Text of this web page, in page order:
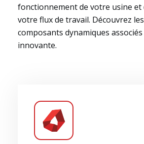
fonctionnement de votre usine et
votre flux de travail. Découvrez
composants dynamiques
innovante.